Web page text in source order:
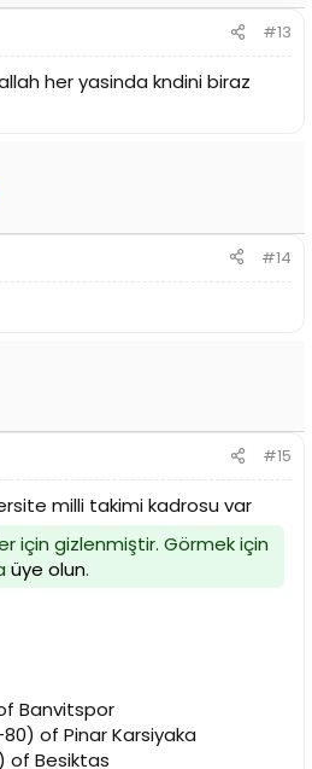
#13
her yasinda kndini biraz
#14
#15
milli takimi kadrosu var
için gizlenmiştir. Görmek için
üye olun.
Banvitspor
of Pinar Karsiyaka
of Besiktas